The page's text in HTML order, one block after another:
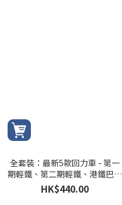
全套裝：最新5款回力車 - 第一
期輕鐵、第二期輕鐵、港鐵巴士
506、港鐵巴士K76及港鐵巴士
K53
HK$440.00